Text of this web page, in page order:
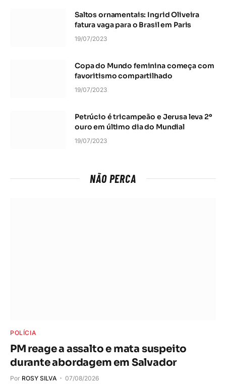
Saltos ornamentais: Ingrid Oliveira
fatura vaga para o Brasil em Paris
19/07/2023
Copa do Mundo feminina começa com
favoritismo compartilhado
19/07/2023
Petrúcio é tricampeão e Jerusa leva 2º
ouro em último dia do Mundial
19/07/2023
NÃO PERCA
POLÍCIA
PM reage a assalto e mata suspeito
durante abordagem em Salvador
Por ROSY SILVA 07/08/2026